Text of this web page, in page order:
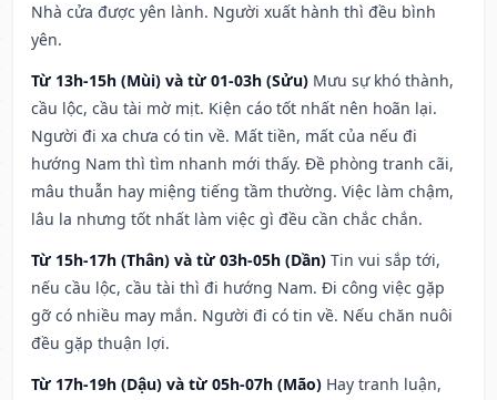
Nhà cửa được yên lành. Người xuất hành thì đều bình
yên.
Từ 13h-15h (Mùi) và từ 01-03h (Sửu) Mưu sự khó thành,
cầu lộc, cầu tài mờ mịt. Kiện cáo tốt nhất nên hoãn lại.
Người đi xa chưa có tin về. Mất tiền, mất của nếu đi
hướng Nam thì tìm nhanh mới thấy. Đề phòng tranh cãi,
mâu thuẫn hay miệng tiếng tầm thường. Việc làm chậm,
lâu la nhưng tốt nhất làm việc gì đều cần chắc chắn.
Từ 15h-17h (Thân) và từ 03h-05h (Dần) Tin vui sắp tới,
nếu cầu lộc, cầu tài thì đi hướng Nam. Đi công việc gặp
gỡ có nhiều may mắn. Người đi có tin về. Nếu chăn nuôi
đều gặp thuận lợi.
Từ 17h-19h (Dậu) và từ 05h-07h (Mão) Hay tranh luận,